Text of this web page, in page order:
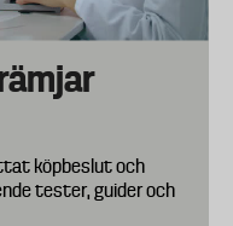
köpbeslut och
tester, guider och